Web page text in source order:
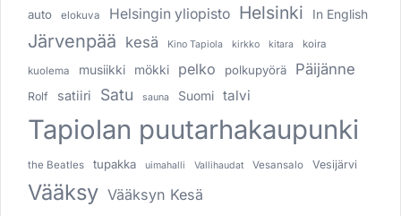
auto elokuva Helsingin yliopisto Helsinki In English
Järvenpää kesä Kino Tapiola kirkko kitara koira
kuolema musiikki mökki pelko polkupyörä Päijänne
Rolf satiiri Satu sauna Suomi talvi
Tapiolan puutarhakaupunki
the Beatles tupakka uimahalli Vallihaudat Vesansalo Vesijärvi
Vääksy Vääksyn Kesä